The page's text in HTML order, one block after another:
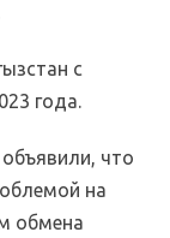
с
года.
что
на
обмена